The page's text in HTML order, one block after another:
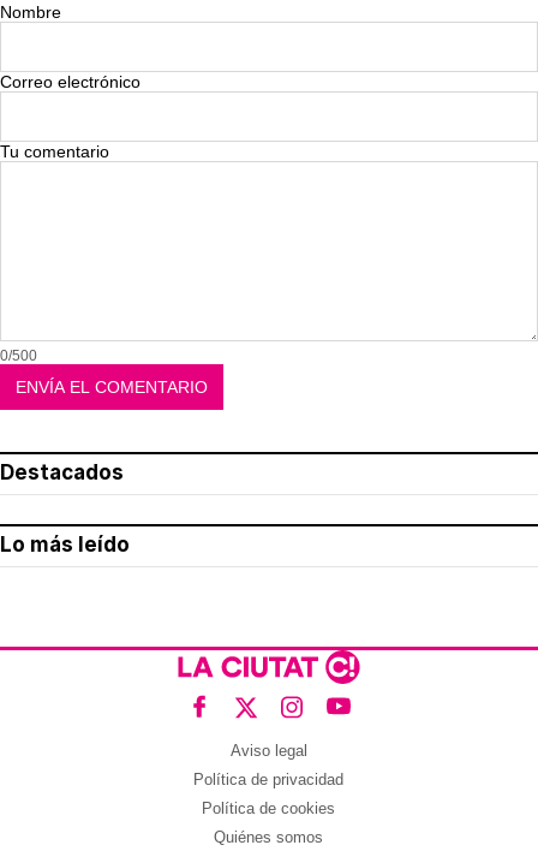
Nombre
Correo electrónico
Tu comentario
0/500
Destacados
Lo más leído
Aviso legal
Política de privacidad
Política de cookies
Quiénes somos